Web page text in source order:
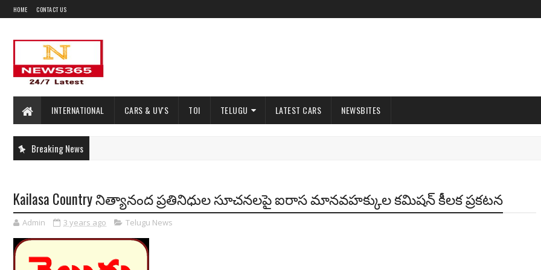
HOME CONTACT US
INTERNATIONAL CARS & UV'S TOI TELUGU LATEST CARS NEWSBITES
Breaking News
Kailasa Country నిత్యానంద ప్రతినిధుల సూచనలపై ఐరాస మానవహక్కుల కమిషన్ కీలక ప్రకటన
Admin 3 years ago Telugu News